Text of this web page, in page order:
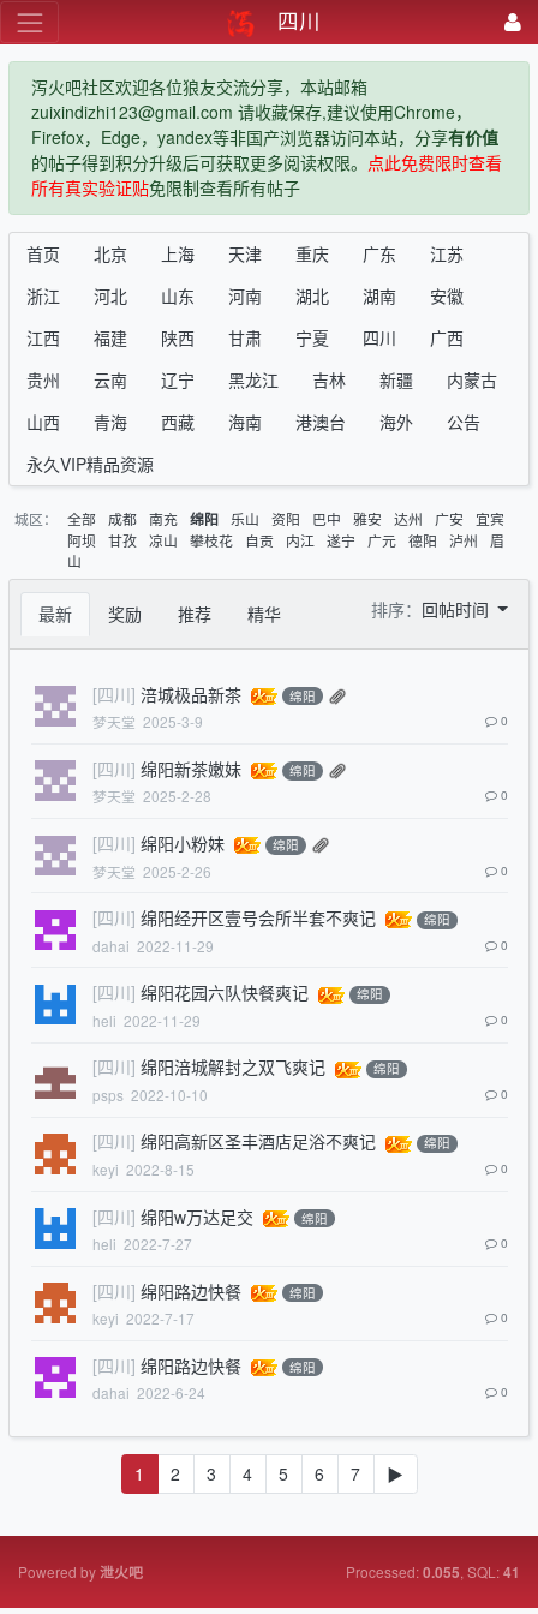
四川
泻火吧社区欢迎各位狼友交流分享，本站邮箱
zuixindizhi123@gmail.com 请收藏保存,建议使用Chrome，
Firefox，Edge，yandex等非国产浏览器访问本站，分享有价值
的帖子得到积分升级后可获取更多阅读权限。 点此免费限时查看
所有真实验证贴免限制查看所有帖子
首页 北京 上海 天津 重庆 广东
江苏
浙江
河北 山东 河南 湖北 湖南
安徽
江西
福建 陕西 甘肃 宁夏 四川
广西
贵州
云南 辽宁 黑龙江 吉林 新疆
内蒙古
山西
青海 西藏 海南 港澳台 海外
公告
永久VIP精品资源
城区： 全部 成都 南充 绵阳 乐山 资阳 巴中 雅安 达州 广安
宜宾
阿坝
甘孜 凉山 攀枝花 自贡 内江 遂宁 广元 德阳 泸州
眉
山
最新 奖励 推荐 精华 排序： 回帖时间
[四川] 涪城极品新茶 绵阳
梦天堂 2025-3-9 0
[四川] 绵阳新茶嫩妹 绵阳
梦天堂 2025-2-28 0
[四川] 绵阳小粉妹 绵阳
梦天堂 2025-2-26 0
[四川] 绵阳经开区壹号会所半套不爽记 绵阳
dahai 2022-11-29 0
[四川] 绵阳花园六队快餐爽记 绵阳
heli 2022-11-29 0
[四川] 绵阳涪城解封之双飞爽记 绵阳
psps 2022-10-10 0
[四川] 绵阳高新区圣丰酒店足浴不爽记 绵阳
keyi 2022-8-15 0
[四川] 绵阳w万达足交 绵阳
heli 2022-7-27 0
[四川] 绵阳路边快餐 绵阳
keyi 2022-7-17 0
[四川] 绵阳路边快餐 绵阳
dahai 2022-6-24 0
1 2 3 4 5 6 7 ▶
Powered by泄火吧 Processed:0.055, SQL:41